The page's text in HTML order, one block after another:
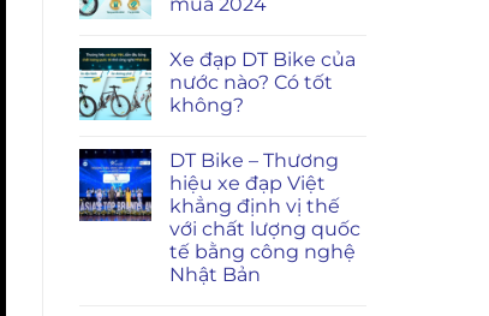
Xe đạp DT Bike của
nước nào? Có tốt
không?
DT Bike – Thương
hiệu xe đạp Việt
khẳng định vị thế
với chất lượng quốc
tế bằng công nghệ
Nhật Bản